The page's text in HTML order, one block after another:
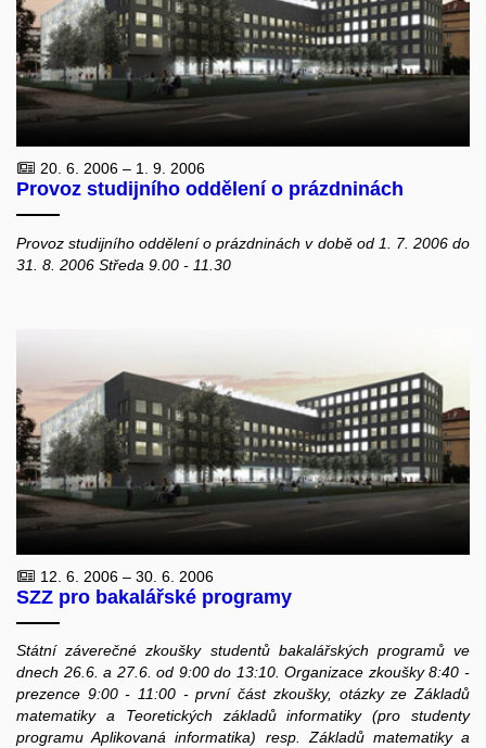
20. 6. 2006 – 1. 9. 2006
Provoz studijního oddělení o prázdninách
Provoz studijního oddělení o prázdninách v době od 1. 7. 2006 do
31. 8. 2006 Středa 9.00 - 11.30
12. 6. 2006 – 30. 6. 2006
SZZ pro bakalářské programy
Státní záverečné zkoušky studentů bakalářských programů ve
dnech 26.6. a 27.6. od 9:00 do 13:10. Organizace zkoušky 8:40 -
prezence 9:00 - 11:00 - první část zkoušky, otázky ze Základů
matematiky a Teoretických základů informatiky (pro studenty
programu Aplikovaná informatika) resp. Základů matematiky a